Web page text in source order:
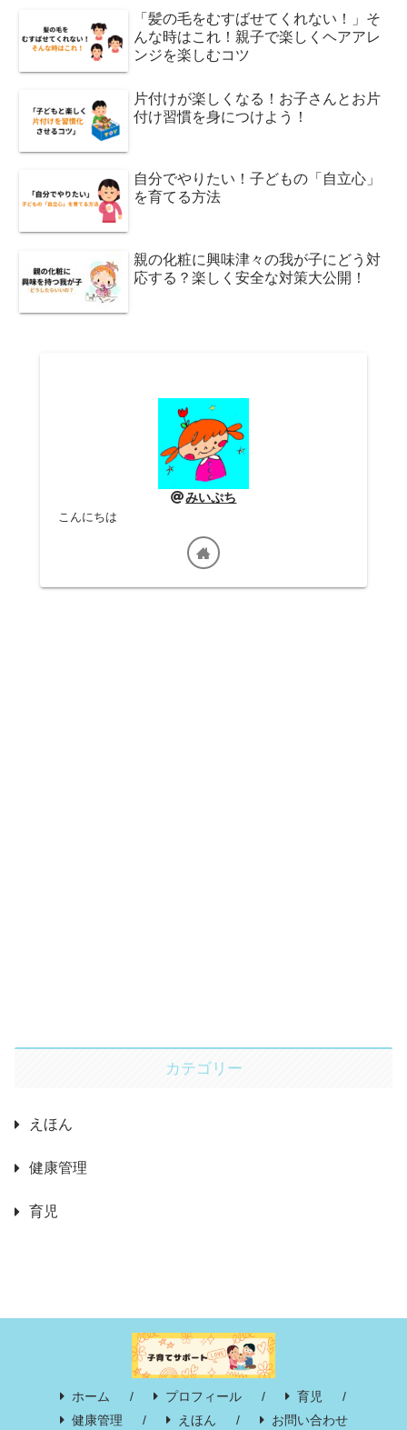
「髪の毛をむすばせてくれない！」そ
んな時はこれ！親子で楽しくヘアアレ
ンジを楽しむコツ
片付けが楽しくなる！お子さんとお片
付け習慣を身につけよう！
自分でやりたい！子どもの「自立心」
を育てる方法
親の化粧に興味津々の我が子にどう対
応する？楽しく安全な対策大公開！
みいぷち
こんにちは
カテゴリー
えほん
健康管理
育児
ホーム プロフィール
育児
健康管理
えほん お問い合わせ